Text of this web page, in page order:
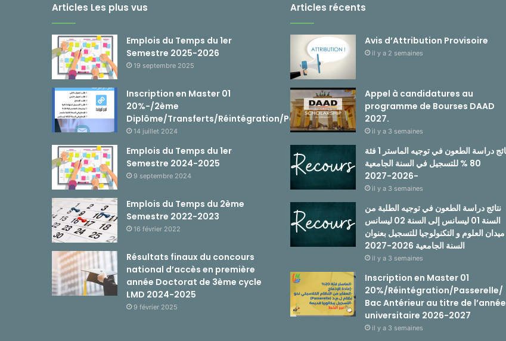
Articles Les plus vus
Emplois du Temps du 1er
Semestre 2025-2026
19 septembre 2025
Inscription en Master 01
20%-/2ème
Diplôme/Transferts/Réintégration/Passerelle
14 juillet 2024
Emplois du Temps du 1er
Semestre 2024-2025
9 septembre 2024
Emplois du Temps du 2ème
Semestre 2022-2023
16 février 2022
Résultats finaux du concours
national d’accès en première
année Doctorat de 3ème cycle
LMD 2024-2025
9 février 2025
Articles récents
Avis d’Attribution Provisoire
il y a 2 semaines
Appel à candidatures au
programme de Bourses DAAD
2027.
il y a 3 semaines
نتائج دراسة الطعون في توجيه الماستر 1 فئة
80 % للتسجيل في السنة الجامعية
-2026-2027
il y a 3 semaines
نتائج دراسة الطعون في توجيه الطلبة من
السنة 01 ليسانس إلى السنة 02 ليسانس
ميدان العلوم و التكنولوجيا للتسجيل بعنوان
السنة الجامعية 2026-2027
il y a 3 semaines
Inscription en Master 01
20%/Réintégration/Passerelle/
Bac Antérieur au titre de l’année
universitaire 2026-2027
il y a 3 semaines